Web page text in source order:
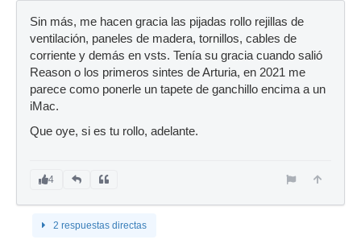
Sin más, me hacen gracia las pijadas rollo rejillas de
ventilación, paneles de madera, tornillos, cables de
corriente y demás en vsts. Tenía su gracia cuando salió
Reason o los primeros sintes de Arturia, en 2021 me
parece como ponerle un tapete de ganchillo encima a un
iMac.
Que oye, si es tu rollo, adelante.
4
2 respuestas directas